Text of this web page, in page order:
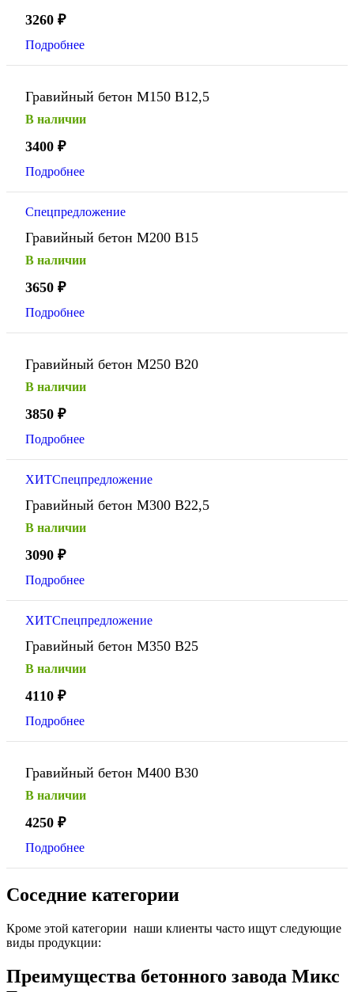
3260 ₽
Подробнее
Гравийный бетон М150 В12,5
В наличии
3400 ₽
Подробнее
Спецпредложение
Гравийный бетон М200 В15
В наличии
3650 ₽
Подробнее
Гравийный бетон М250 В20
В наличии
3850 ₽
Подробнее
ХИТСпецпредложение
Гравийный бетон М300 В22,5
В наличии
3090 ₽
Подробнее
ХИТСпецпредложение
Гравийный бетон М350 В25
В наличии
4110 ₽
Подробнее
Гравийный бетон М400 В30
В наличии
4250 ₽
Подробнее
Соседние категории
Кроме этой категории наши клиенты часто ищут следующие
виды продукции:
Преимущества бетонного завода Микс